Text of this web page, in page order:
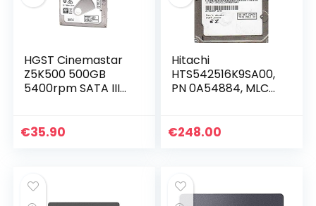
HGST Cinemastar
Z5K500 500GB
5400rpm SATA III
HCC545050A7E630
€35.90
Hitachi
HTS542516K9SA00,
PN 0A54884, MLC
€248.00